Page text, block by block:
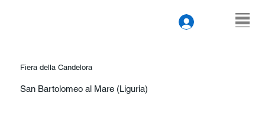
Fiera della Candelora
San Bartolomeo al Mare (Liguria)